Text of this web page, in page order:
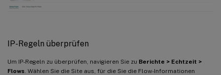
IP-Regeln überprüfen
Um IP-Regeln zu überprüfen, navigieren Sie zu Berichte > Echtzeit >
Flows. Wählen Sie die Site aus, für die Sie die Flow-Informationen